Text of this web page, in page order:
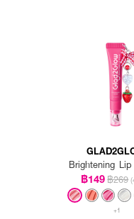
Brightening
฿149฿269
+1